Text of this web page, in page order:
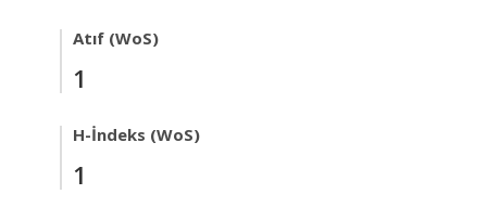
Atıf (WoS)
1
H-İndeks (WoS)
1